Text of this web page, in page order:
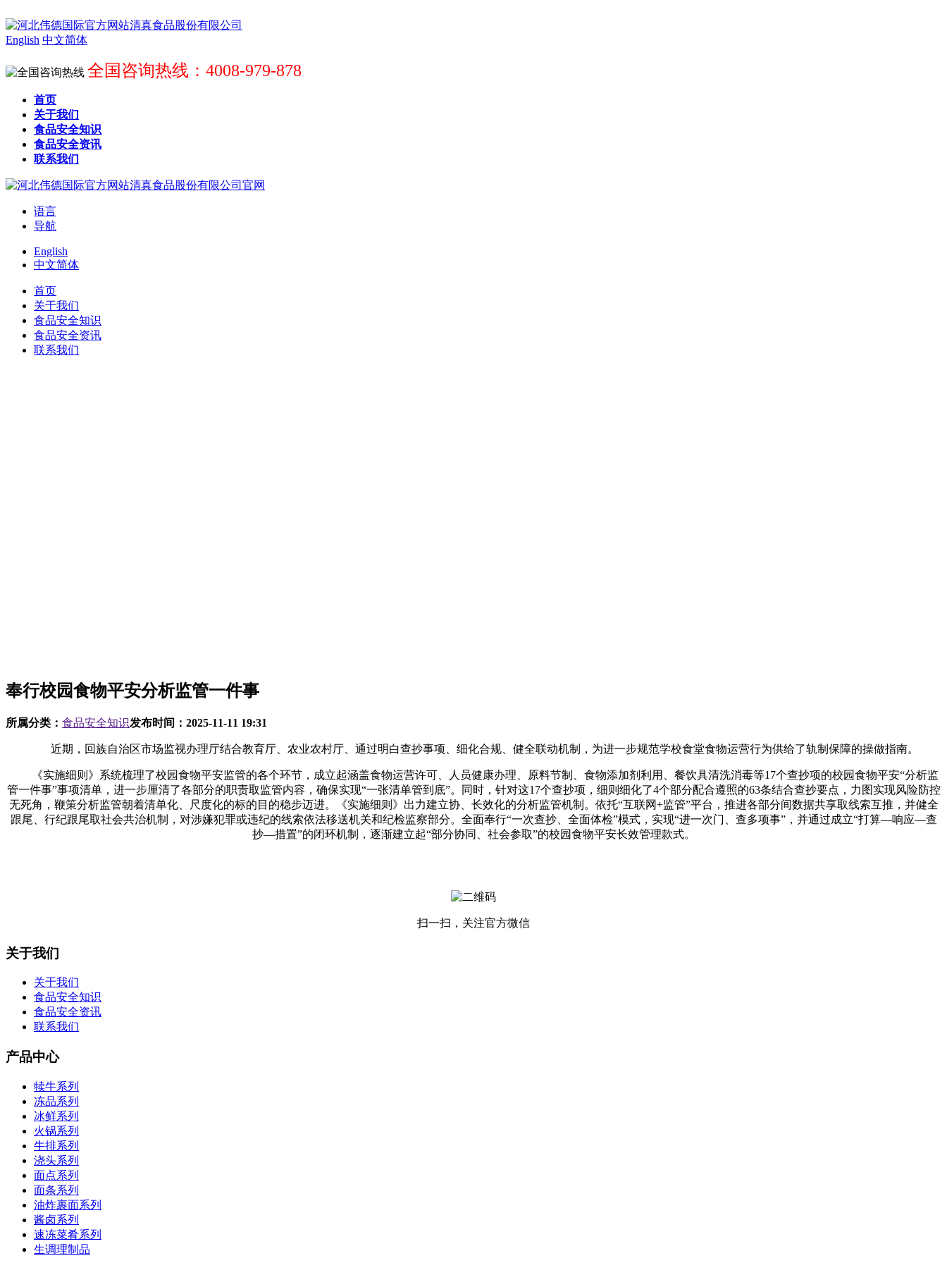
English 中文简体
全国咨询热线：4008-979-878
首页
关于我们
食品安全知识
食品安全资讯
联系我们
语言
导航
English
中文简体
首页
关于我们
食品安全知识
食品安全资讯
联系我们
奉行校园食物平安分析监管一件事
所属分类： 食品安全知识发布时间： 2025-11-11 19:31
近期，回族自治区市场监视办理厅结合教育厅、农业农村厅、通过明白查抄事项、细化合规、健全联动机制，为进一步规范学校食堂食物运营行为供给了轨制保障的操做指南。
《实施细则》系统梳理了校园食物平安监管的各个环节，成立起涵盖食物运营许可、人员健康办理、原料节制、食物添加剂利用、餐饮具清洗消毒等17个查抄项的校园食物平安“分析监
管一件事”事项清单，进一步厘清了各部分的职责取监管内容，确保实现“一张清单管到底”。同时，针对这17个查抄项，细则细化了4个部分配合遵照的63条结合查抄要点，力图实现风险防控
无死角，鞭策分析监管朝着清单化、尺度化的标的目的稳步迈进。《实施细则》出力建立协、长效化的分析监管机制。依托“互联网+监管”平台，推进各部分间数据共享取线索互推，并健全
跟尾、行纪跟尾取社会共治机制，对涉嫌犯罪或违纪的线索依法移送机关和纪检监察部分。全面奉行“一次查抄、全面体检”模式，实现“进一次门、查多项事”，并通过成立“打算—响应—查
抄—措置”的闭环机制，逐渐建立起“部分协同、社会参取”的校园食物平安长效管理款式。
扫一扫，关注官方微信
关于我们
关于我们
食品安全知识
食品安全资讯
联系我们
产品中心
犊牛系列
冻品系列
冰鲜系列
火锅系列
牛排系列
浇头系列
面点系列
面条系列
油炸裹面系列
酱卤系列
速冻菜肴系列
生调理制品